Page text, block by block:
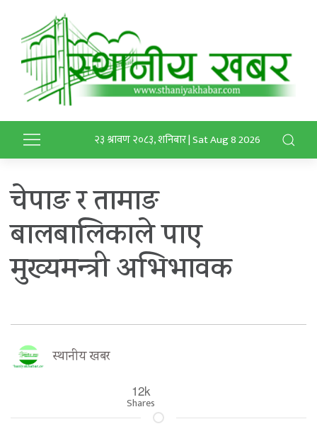
२३ श्रावण २०८३, शनिबार | Sat Aug 8 2026
चेपाङ र तामाङ
बालबालिकाले पाए
मुख्यमन्त्री अभिभावक
स्थानीय खबर
12k
Shares